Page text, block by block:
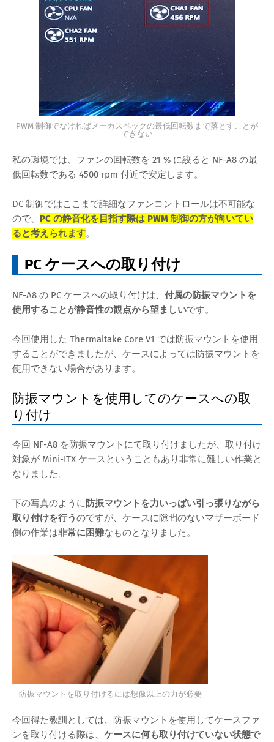
PWM 制御でなければメーカスペックの最低回転数まで落とすことが
できない
私の環境では、ファンの回転数を 21 % に絞ると NF-A8 の最
低回転数である 4500 rpm 付近で安定します。
DC 制御ではここまで詳細なファンコントロールは不可能な
ので、 PC の静音化を目指す際は PWM 制御の方が向いてい
ると考えられます。
PC ケースへの取り付け
NF-A8 の PC ケースへの取り付けは、 付属の防振マウントを
使用することが静音性の観点から望ましいです。
今回使用した Thermaltake Core V1 では防振マウントを使用
することができましたが、ケースによっては防振マウントを
使用できない場合があります。
防振マウントを使用してのケースへの取
り付け
今回 NF-A8 を防振マウントにて取り付けましたが、取り付け
対象が Mini-ITX ケースということもあり非常に難しい作業と
なりました。
下の写真のように防振マウントを力いっぱい引っ張りながら
取り付けを行うのですが、ケースに隙間のないマザーボード
側の作業は非常に困難なものとなりました。
防振マウントを取り付けるには想像以上の力が必要
今回得た教訓としては、防振マウントを使用してケースファ
ンを取り付ける際は、 ケースに何も取り付けていない状態で